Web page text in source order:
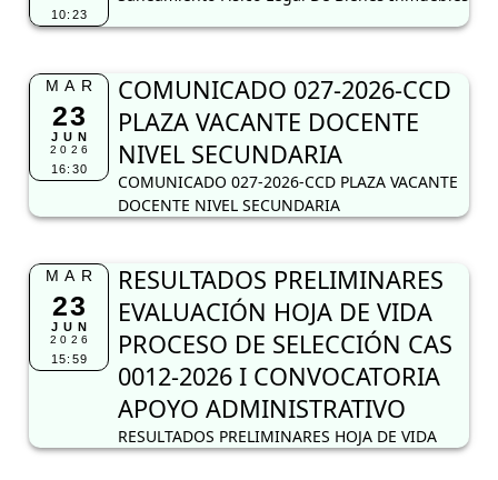
10:23
MAR
23
JUN
2026
16:30
COMUNICADO 027-2026-CCD
PLAZA VACANTE DOCENTE
NIVEL SECUNDARIA
COMUNICADO 027-2026-CCD PLAZA VACANTE
DOCENTE NIVEL SECUNDARIA
MAR
23
JUN
2026
15:59
RESULTADOS PRELIMINARES
EVALUACIÓN HOJA DE VIDA
PROCESO DE SELECCIÓN CAS
0012-2026 I CONVOCATORIA
APOYO ADMINISTRATIVO
RESULTADOS PRELIMINARES HOJA DE VIDA